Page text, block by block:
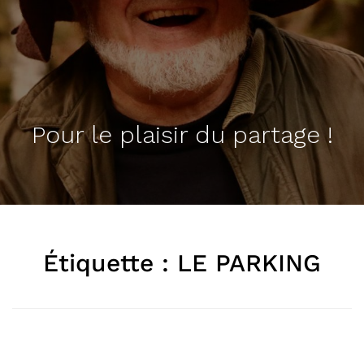
Pour le plaisir du partage !
Étiquette : LE PARKING